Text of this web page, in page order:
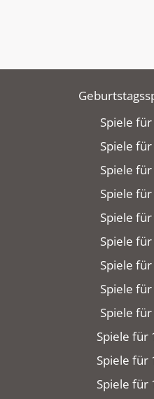
Spiele
Spiele
Spiele
Spiele
Spiele
Spiele
Spiele
Spiele
Spiele
Spiele für
Spiele für
Spiele für